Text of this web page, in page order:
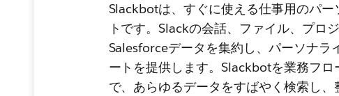
Slackbotは、すぐに使える仕事用のパ
トです。Slackの会話、ファイル、プロ
Salesforceデータを集約し、パーソナラ
ートを提供します。Slackbotを業務フロ
で、あらゆるデータをすばやく検索し